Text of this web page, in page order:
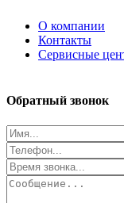
О компании
Контакты
Сервисные
Обратный звонок